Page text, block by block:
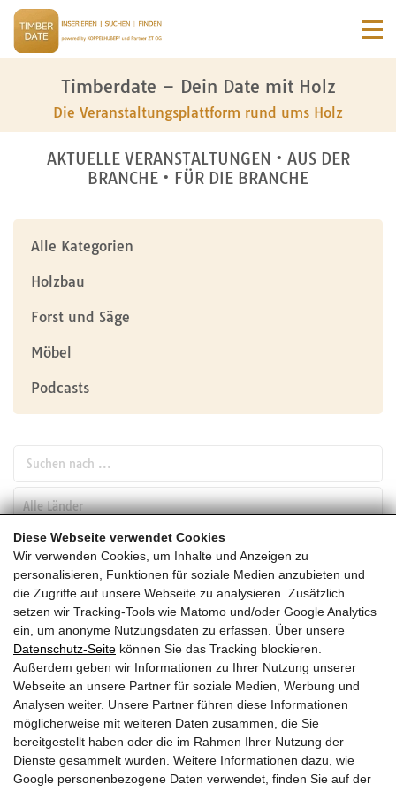
Diese Webseite verwendet Cookies
Wir verwenden Cookies, um Inhalte und Anzeigen zu
personalisieren, Funktionen für soziale Medien anzubieten und
die Zugriffe auf unsere Webseite zu analysieren. Zusätzlich
setzen wir Tracking-Tools wie Matomo und/oder Google Analytics
ein, um anonyme Nutzungsdaten zu erfassen. Über unsere
Datenschutz-Seite können Sie das Tracking blockieren.
Außerdem geben wir Informationen zu Ihrer Nutzung unserer
Webseite an unsere Partner für soziale Medien, Werbung und
Analysen weiter. Unsere Partner führen diese Informationen
möglicherweise mit weiteren Daten zusammen, die Sie
bereitgestellt haben oder die im Rahmen Ihrer Nutzung der
Dienste gesammelt wurden. Weitere Informationen dazu, wie
Google personenbezogene Daten verwendet, finden Sie auf der
Timberdate – Dein Date mit Holz
Die Veranstaltungsplattform rund ums Holz
AKTUELLE VERANSTALTUNGEN • AUS DER
BRANCHE • FÜR DIE BRANCHE
Alle Kategorien
Holzbau
Forst und Säge
Möbel
Podcasts
SUCHEN
Jänner
HEUTE
2028
Jänner 2028
Es wurden leider keine Veranstaltungen gefunden ....